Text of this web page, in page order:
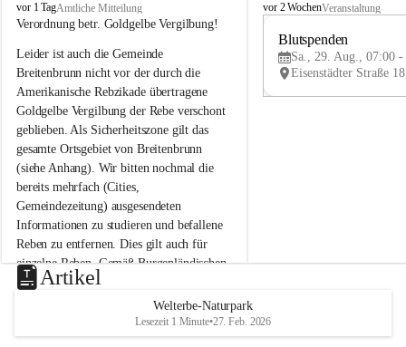
B
r
i
t
e
n
b
r
u
n
n
a
m
N
e
u
s
d
vor 1 TagAmtliche Mitteilung
Verordnung betr. Goldgelbe Vergilbung!
Leider ist auch die Gemeinde
Breitenbrunn nicht vor der durch die
Amerikanische Rebzikade übertragene
Goldgelbe Vergilbung der Rebe verschont
geblieben. Als Sicherheitszone gilt das
gesamte Ortsgebiet von Breitenbrunn
(siehe Anhang). Wir bitten nochmal die
bereits mehrfach (Cities,
Gemeindezeitung) ausgesendeten
Informationen zu studieren und befallene
Reben zu entfernen. Dies gilt auch für
einzelne Reben. Gemäß Burgenländischen
Weinbaugesetz sind nicht gepflegte oder
unzulässige Weingärten zu roden! Bitte
helfen wir zusammen um unsere Winzer
vor den prognostizierten Ernteausfällen
B
e
u
e
d
vor 2 WochenVeranstaltung
Blutspenden
Sa., 29. Aug., 07:00 -
Artikel
Welterbe-Naturpark
Lesezeit 1 Minute•27. Feb. 2026